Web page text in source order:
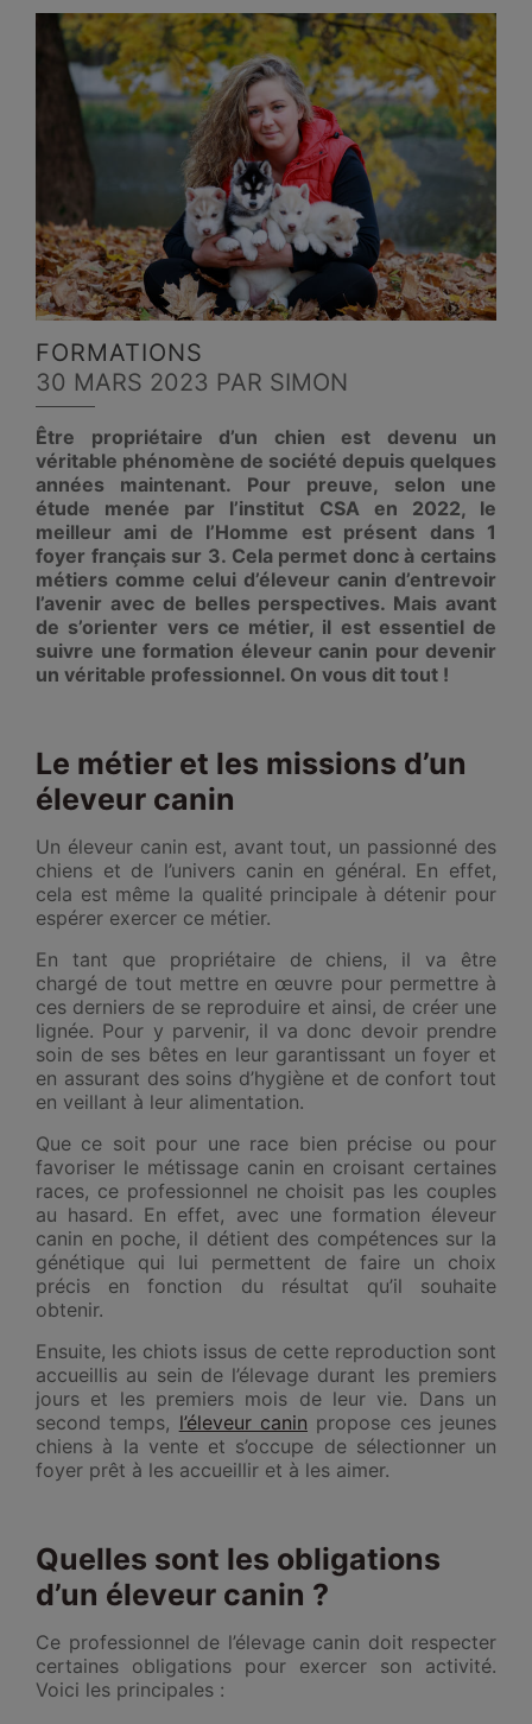
FORMATIONS
30 MARS 2023 PAR SIMON
Être propriétaire d’un chien est devenu un
véritable phénomène de société depuis quelques
années maintenant. Pour preuve, selon une
étude menée par l’institut CSA en 2022, le
meilleur ami de l’Homme est présent dans 1
foyer français sur 3. Cela permet donc à certains
métiers comme celui d’éleveur canin d’entrevoir
l’avenir avec de belles perspectives. Mais avant
de s’orienter vers ce métier, il est essentiel de
suivre une formation éleveur canin pour devenir
un véritable professionnel. On vous dit tout !
Le métier et les missions d’un
éleveur canin
Un éleveur canin est, avant tout, un passionné des
chiens et de l’univers canin en général. En effet,
cela est même la qualité principale à détenir pour
espérer exercer ce métier.
En tant que propriétaire de chiens, il va être
chargé de tout mettre en œuvre pour permettre à
ces derniers de se reproduire et ainsi, de créer une
lignée. Pour y parvenir, il va donc devoir prendre
soin de ses bêtes en leur garantissant un foyer et
en assurant des soins d’hygiène et de confort tout
en veillant à leur alimentation.
Que ce soit pour une race bien précise ou pour
favoriser le métissage canin en croisant certaines
races, ce professionnel ne choisit pas les couples
au hasard. En effet, avec une formation éleveur
canin en poche, il détient des compétences sur la
génétique qui lui permettent de faire un choix
précis en fonction du résultat qu’il souhaite
obtenir.
Ensuite, les chiots issus de cette reproduction sont
accueillis au sein de l’élevage durant les premiers
jours et les premiers mois de leur vie. Dans un
second temps, l’éleveur canin propose ces jeunes
chiens à la vente et s’occupe de sélectionner un
foyer prêt à les accueillir et à les aimer.
Quelles sont les obligations
d’un éleveur canin ?
Ce professionnel de l’élevage canin doit respecter
certaines obligations pour exercer son activité.
Voici les principales :